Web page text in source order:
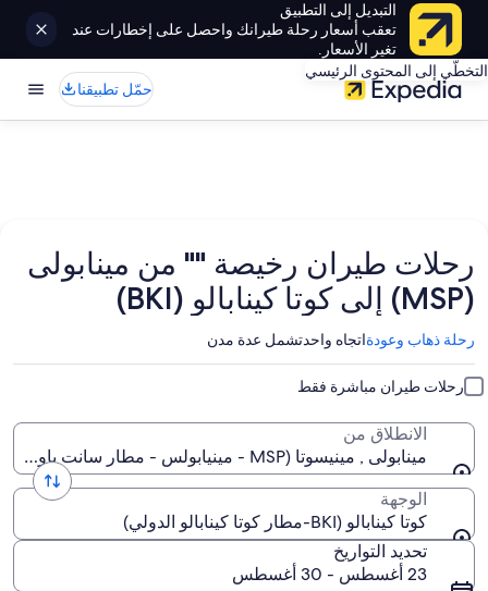
التبديل إلى التطبيق
تعقب أسعار رحلة طيرانك واحصل على إخطارات عند
تغير الأسعار.
التخطّي إلى المحتوى الرئيسي
حمّل تطبيقنا
رحلات طيران رخيصة "" من مينابولى
(MSP) إلى كوتا كينابالو (BKI)
رحلة ذهاب وعودةاتجاه واحدتشمل عدة مدن
رحلات طيران مباشرة فقط
الانطلاق من
مينابولى , مينيسوتا (MSP - مينيابولس - مطار سانت باول الدولي)
الوجهة
كوتا كينابالو (BKI-مطار كوتا كينابالو الدولي)
تحديد التواريخ
23 أغسطس - 30 أغسطس